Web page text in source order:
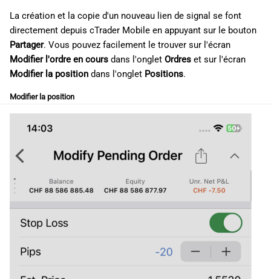
La création et la copie d'un nouveau lien de signal se font
directement depuis cTrader Mobile en appuyant sur le bouton
Partager. Vous pouvez facilement le trouver sur l'écran
Modifier l'ordre en cours dans l'onglet Ordres et sur l'écran
Modifier la position dans l'onglet Positions.
Modifier la position